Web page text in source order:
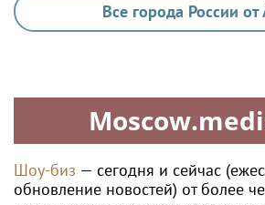
Все города России
Шоу-биз — сегодня и сейчас
обновление новостей) от более